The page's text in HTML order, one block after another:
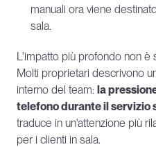
manuali ora viene
sala.
L'impatto più profondo non
Molti proprietari descrivono
interno del team: la
telefono durante il servizio
traduce in un'attenzione più
per i clienti in sala.